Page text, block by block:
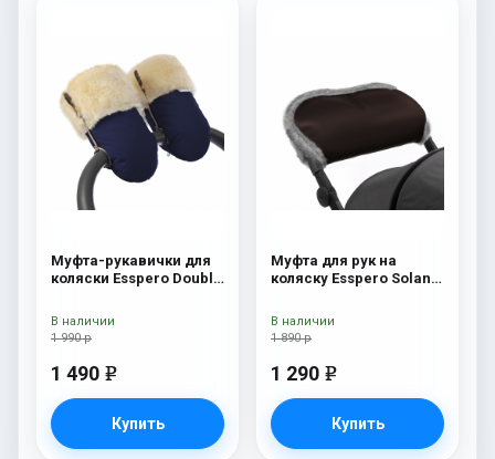
Муфта-рукавички для
коляски Esspero Double
Navy
1 990 р
1 490 e
Купить
В наличии
Муфта для рук на
коляску Esspero Solana
Brown
1 890 р
1 290 e
Купить
В наличии